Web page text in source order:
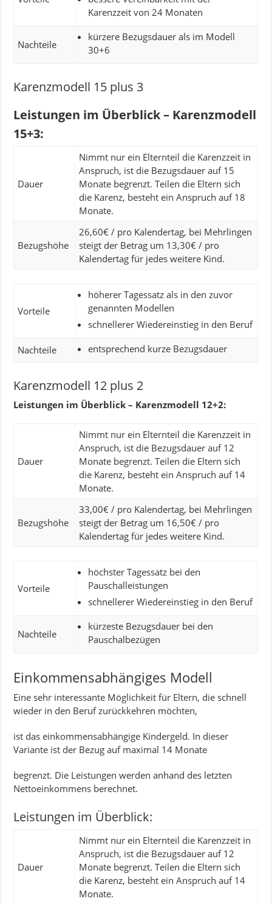
Karenzzeit von 24 Monaten
Nachteile
kürzere Bezugsdauer als im Modell
30+6
Karenzmodell 15 plus 3
Leistungen im Überblick – Karenzmodell
15+3:
Dauer
Nimmt nur ein Elternteil die Karenzzeit in
Anspruch, ist die Bezugsdauer auf 15
Monate begrenzt. Teilen die Eltern sich
die Karenz, besteht ein Anspruch auf 18
Monate.
Bezugshöhe
26,60€ / pro Kalendertag, bei Mehrlingen
steigt der Betrag um 13,30€ / pro
Kalendertag für jedes weitere Kind.
Vorteile
höherer Tagessatz als in den zuvor
genannten Modellen
schnellerer Wiedereinstieg in den Beruf
Nachteile entsprechend kurze Bezugsdauer
Karenzmodell 12 plus 2
Leistungen im Überblick – Karenzmodell 12+2:
Dauer
Nimmt nur ein Elternteil die Karenzzeit in
Anspruch, ist die Bezugsdauer auf 12
Monate begrenzt. Teilen die Eltern sich
die Karenz, besteht ein Anspruch auf 14
Monate.
Bezugshöhe
33,00€ / pro Kalendertag, bei Mehrlingen
steigt der Betrag um 16,50€ / pro
Kalendertag für jedes weitere Kind.
Vorteile
höchster Tagessatz bei den
Pauschalleistungen
schnellerer Wiedereinstieg in den Beruf
Nachteile
kürzeste Bezugsdauer bei den
Pauschalbezügen
Einkommensabhängiges Modell
Eine sehr interessante Möglichkeit für Eltern, die schnell
wieder in den Beruf zurückkehren möchten,
ist das einkommensabhängige Kindergeld. In dieser
Variante ist der Bezug auf maximal 14 Monate
begrenzt. Die Leistungen werden anhand des letzten
Nettoeinkommens berechnet.
Leistungen im Überblick:
Dauer
Nimmt nur ein Elternteil die Karenzzeit in
Anspruch, ist die Bezugsdauer auf 12
Monate begrenzt. Teilen die Eltern sich
die Karenz, besteht ein Anspruch auf 14
Monate.